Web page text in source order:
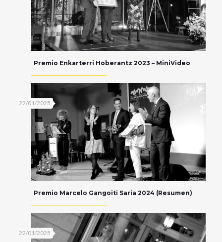
Premio Enkarterri Hoberantz 2023 – MiniVideo
22/01/2025
Premio Marcelo Gangoiti Saria 2024 (Resumen)
22/01/2025